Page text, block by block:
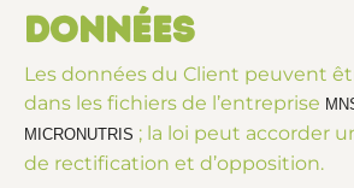
Données
Les données du Client peuvent
dans les fichiers de l’entreprise
MICRONUTRIS ; la loi peut accorder
de rectification et d’opposition.